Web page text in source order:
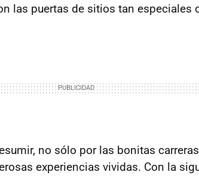
las puertas de sitios tan especiales
no sólo por las bonitas
experiencias vividas. Con la